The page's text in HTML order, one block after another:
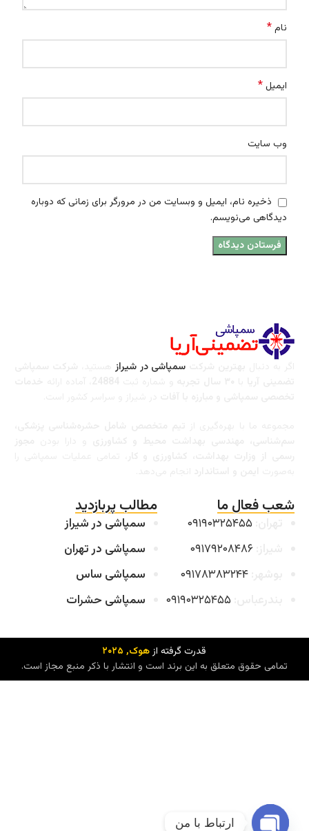
نام*
ایمیل*
وب‌ سایت
ذخیره نام، ایمیل و وبسایت من در مرورگر برای زمانی که دوباره
دیدگاهی می‌نویسم.
سمپاشی در شیراز
شعب فعال ما
۰۹۱۹۰۳۲۵۴۵۵
۰۹۱۷۹۲۰۸۴۸۶
۰۹۱۷۸۳۸۳۲۴۴
۰۹۱۹۰۳۲۵۴۵۵
مطالب پربازدید
سمپاشی در شیراز
سمپاشی در تهران
سمپاشی ساس
سمپاشی حشرات
قدرت گرفته ازهوک, ۲۰۲۵
تمامی حقوق متعلق به این برند است و انتشار با ذکر منبع مجاز است.
ارتباط با من